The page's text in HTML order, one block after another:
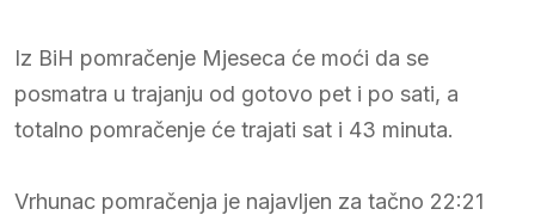
Iz BiH pomračenje Mjeseca će moći da se
posmatra u trajanju od gotovo pet i po sati, a
totalno pomračenje će trajati sat i 43 minuta.
Vrhunac pomračenja je najavljen za tačno 22:21